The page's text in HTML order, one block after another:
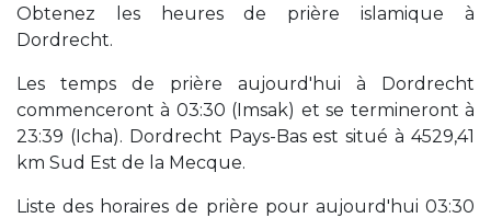
Obtenez les heures de prière islamique à
Dordrecht.
Les temps de prière aujourd'hui à Dordrecht
commenceront à 03:30 (Imsak) et se termineront à
23:39 (Icha). Dordrecht Pays-Bas est situé à 4529,41
km Sud Est de la Mecque.
Liste des horaires de prière pour aujourd'hui 03:30